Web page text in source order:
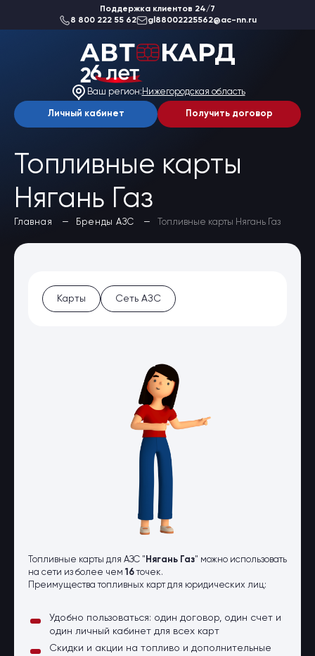
Поддержка клиентов 24/7
8 800 222 55 62
gl88002225562@ac-nn.ru
Ваш регион: Нижегородская область
Да, верно
Личный кабинет Получить договор
Топливные карты
Нягань Газ
Главная Бренды АЗС Топливные карты Нягань Газ
Карты Сеть АЗС
Топливные карты для АЗС " Нягань Газ" можно использовать
на сети из более чем 16точек.
Преимущества топливных карт для юридических лиц:
Удобно пользоваться: один договор, один счет и
один личный кабинет для всех карт
Скидки и акции на топливо и дополнительные
О компании
Акции
Вакансии
Благотворительность
Статьи
Сеть АЗС
Топливные карты
Заказать карты
Получить выгоду
Регионы
Бренды АЗС
Шиномонтаж
Ремонт и ТО
Страхование физических лиц
Страхование юридических лиц
Страховые компании
Электронные перевозочные